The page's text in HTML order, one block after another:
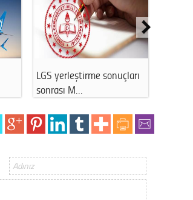
LGS yerleştirme sonuçları
sonrası M…